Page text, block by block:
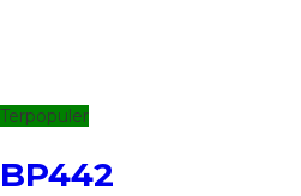
Terpopuler
BP442